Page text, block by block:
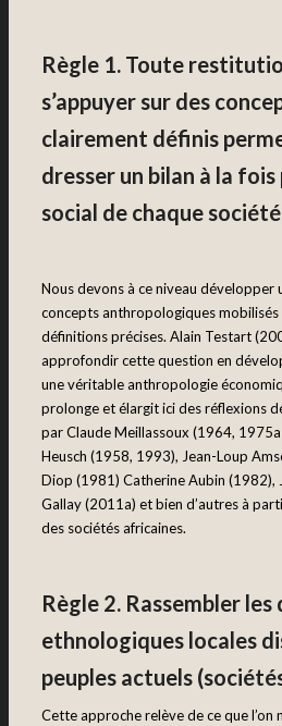
Règle 1. Toute
s’appuyer sur des
clairement définis
dresser un bilan à la
social de chaque
Nous devons à ce niveau développer
concepts anthropologiques mobilisés
définitions précises. Alain Testart
approfondir cette question en
une véritable anthropologie
prolonge et élargit ici des réflexions
par Claude Meillassoux (1964,
Heusch (1958, 1993), Jean-Loup
Diop (1981) Catherine Aubin (1982),
Gallay (2011a) et bien d’autres à
des sociétés africaines.
Règle 2. Rassembler les
ethnologiques locales
peuples actuels
Cette approche relève de ce que